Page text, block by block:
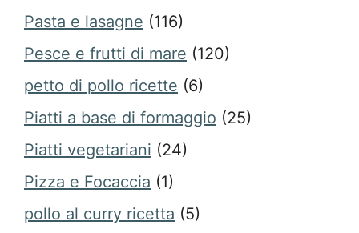
Pasta e lasagne (116)
Pesce e frutti di mare (120)
petto di pollo ricette (6)
Piatti a base di formaggio (25)
Piatti vegetariani (24)
Pizza e Focaccia (1)
pollo al curry ricetta (5)